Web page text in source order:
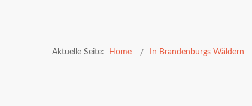
Aktuelle Seite: Home In Brandenburgs Wäldern